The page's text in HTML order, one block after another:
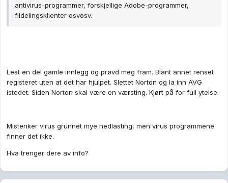
antivirus-programmer, forskjellige Adobe-programmer,
fildelingsklienter osvosv.
Lest en del gamle innlegg og prøvd meg fram. Blant annet renset
registeret uten at det har hjulpet. Slettet Norton og la inn AVG
istedet. Siden Norton skal være en værsting. Kjørt på for full ytelse.
Mistenker virus grunnet mye nedlasting, men virus programmene
finner det ikke.
Hva trenger dere av info?